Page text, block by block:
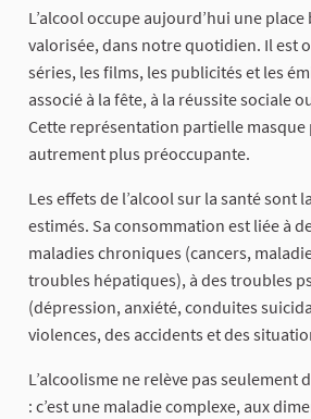
L’alcool occupe aujourd’hui une
valorisée, dans notre quotidien. Il est
séries, les films, les publicités et les
associé à la fête, à la réussite sociale
Cette représentation partielle
autrement plus préoccupante.
Les effets de l’alcool sur la santé sont
estimés. Sa consommation est liée à
maladies chroniques (cancers,
troubles hépatiques), à des troubles
(dépression, anxiété, conduites
violences, des accidents et des
L’alcoolisme ne relève pas seulement
: c’est une maladie complexe, aux